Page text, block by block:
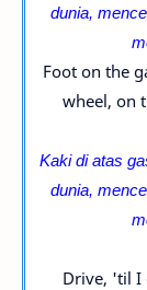
dunia,
Foot on the
wheel, on
Kaki di atas
dunia,
Drive, 'til I